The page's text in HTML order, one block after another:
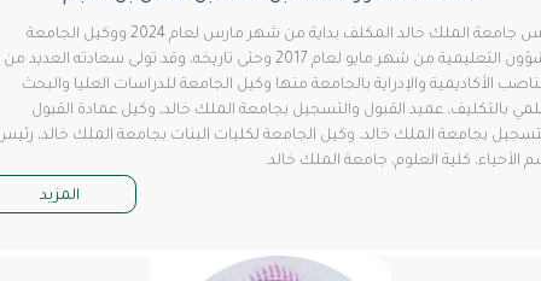
رئيس جامعة الملك خالد المكلف بداية من شهر مارس لعام 2024 ووكيل الجامعة
للشؤون التعليمية من شهر مايو لعام 2017 وحتى تاريخه، وقد تولى سعادته العديد من
الأكاديمية والإدراية بالجامعة منها وكيل الجامعة للدراسات العليا والبحث
بالتكليف، عميد القبول والتسجيل بجامعة الملك خالد، وكيل عمادة القبول
بجامعة الملك خالد، وكيل الجامعة لكليات البنات بجامعة الملك خالد، رئيس
كلية العلوم، جامعة الملك خالد.
المزيد